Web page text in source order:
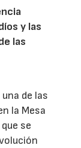
y las
las
de las
la Mesa
se